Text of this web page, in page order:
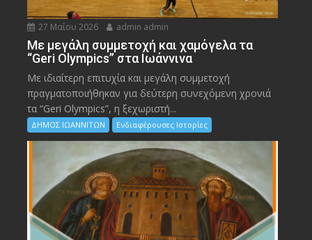
27 Μαΐου 2026 admin admin
Με μεγάλη συμμετοχή και χαμόγελα τα
“Geri Olympics” στα Ιωάννινα
Με ιδιαίτερη επιτυχία και μεγάλη συμμετοχή
πραγματοποιήθηκαν για δεύτερη συνεχόμενη χρονιά
τα “Geri Olympics”, η ξεχωριστή...
ΔΗΜΟΣ ΙΩΑΝΝΙΤΩΝ Ενδιαφέρουσες Ιστορίες